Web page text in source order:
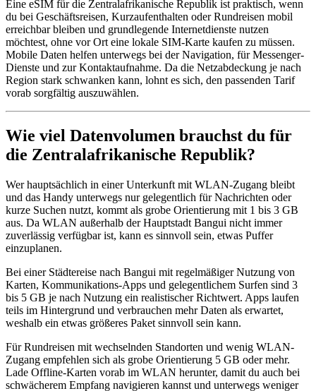
Eine eSIM für die Zentralafrikanische Republik ist praktisch, wenn
du bei Geschäftsreisen, Kurzaufenthalten oder Rundreisen mobil
erreichbar bleiben und grundlegende Internetdienste nutzen
möchtest, ohne vor Ort eine lokale SIM-Karte kaufen zu müssen.
Mobile Daten helfen unterwegs bei der Navigation, für Messenger-
Dienste und zur Kontaktaufnahme. Da die Netzabdeckung je nach
Region stark schwanken kann, lohnt es sich, den passenden Tarif
vorab sorgfältig auszuwählen.
Wie viel Datenvolumen brauchst du für
die Zentralafrikanische Republik?
Wer hauptsächlich in einer Unterkunft mit WLAN-Zugang bleibt
und das Handy unterwegs nur gelegentlich für Nachrichten oder
kurze Suchen nutzt, kommt als grobe Orientierung mit 1 bis 3 GB
aus. Da WLAN außerhalb der Hauptstadt Bangui nicht immer
zuverlässig verfügbar ist, kann es sinnvoll sein, etwas Puffer
einzuplanen.
Bei einer Städtereise nach Bangui mit regelmäßiger Nutzung von
Karten, Kommunikations-Apps und gelegentlichem Surfen sind 3
bis 5 GB je nach Nutzung ein realistischer Richtwert. Apps laufen
teils im Hintergrund und verbrauchen mehr Daten als erwartet,
weshalb ein etwas größeres Paket sinnvoll sein kann.
Für Rundreisen mit wechselnden Standorten und wenig WLAN-
Zugang empfehlen sich als grobe Orientierung 5 GB oder mehr.
Lade Offline-Karten vorab im WLAN herunter, damit du auch bei
schwächerem Empfang navigieren kannst und unterwegs weniger